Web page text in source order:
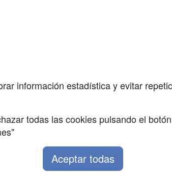
información estadística y evitar
todas las cookies pulsando el
Aceptar todas